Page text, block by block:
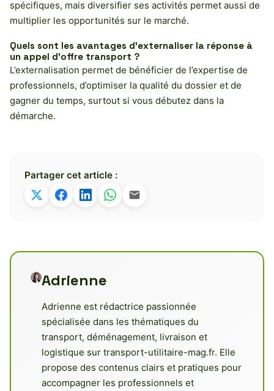
spécifiques, mais diversifier ses activités permet aussi de
multiplier les opportunités sur le marché.
Quels sont les avantages d’externaliser la réponse à
un appel d’offre transport ?
L’externalisation permet de bénéficier de l’expertise de
professionnels, d’optimiser la qualité du dossier et de
gagner du temps, surtout si vous débutez dans la
démarche.
Partager cet article :
Adrienne
Adrienne est rédactrice passionnée
spécialisée dans les thématiques du
transport, déménagement, livraison et
logistique sur transport-utilitaire-mag.fr. Elle
propose des contenus clairs et pratiques pour
accompagner les professionnels et